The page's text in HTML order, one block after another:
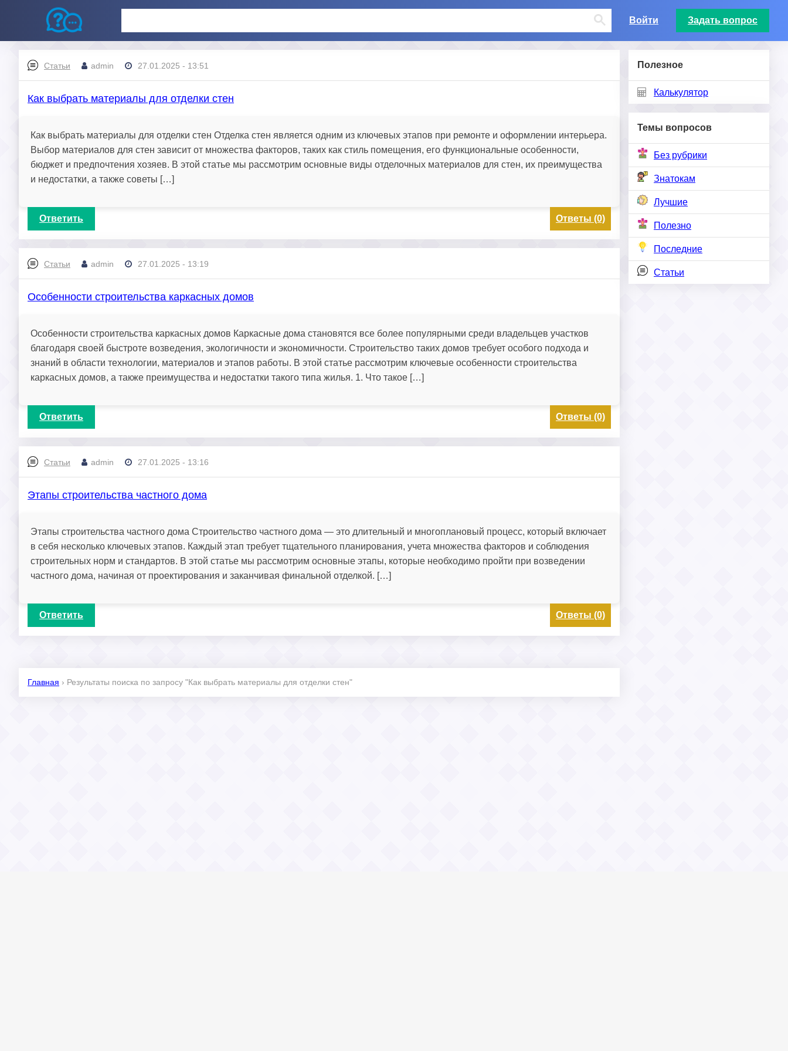
Войти Задать вопрос
Полезное
Калькулятор
Темы вопросов
Без рубрики
Знатокам
Лучшие
Полезно
Последние
Статьи
Статьи admin 27.01.2025 - 13:51
Как выбрать материалы для отделки стен
Как выбрать материалы для отделки стен Отделка стен является одним из ключевых этапов при ремонте и оформлении интерьера.
Выбор материалов для стен зависит от множества факторов, таких как стиль помещения, его функциональные особенности,
бюджет и предпочтения хозяев. В этой статье мы рассмотрим основные виды отделочных материалов для стен, их преимущества
и недостатки, а также советы […]
Ответить Ответы (0)
Статьи admin 27.01.2025 - 13:19
Особенности строительства каркасных домов
Особенности строительства каркасных домов Каркасные дома становятся все более популярными среди владельцев участков
благодаря своей быстроте возведения, экологичности и экономичности. Строительство таких домов требует особого подхода и
знаний в области технологии, материалов и этапов работы. В этой статье рассмотрим ключевые особенности строительства
каркасных домов, а также преимущества и недостатки такого типа жилья. 1. Что такое […]
Ответить Ответы (0)
Статьи admin 27.01.2025 - 13:16
Этапы строительства частного дома
Этапы строительства частного дома Строительство частного дома — это длительный и многоплановый процесс, который включает
в себя несколько ключевых этапов. Каждый этап требует тщательного планирования, учета множества факторов и соблюдения
строительных норм и стандартов. В этой статье мы рассмотрим основные этапы, которые необходимо пройти при возведении
частного дома, начиная от проектирования и заканчивая финальной отделкой. […]
Ответить Ответы (0)
Главная › Результаты поиска по запросу "Как выбрать материалы для отделки стен"